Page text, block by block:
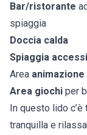
Bar/ristorante
spiaggia
Doccia calda
Spiaggia
Area animazione
Area giochi per
In questo lido
tranquilla e